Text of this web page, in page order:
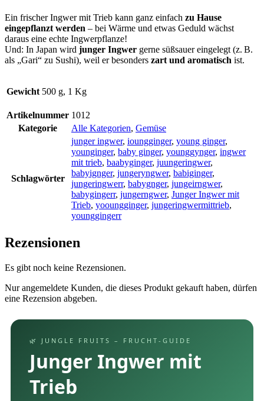
Ein frischer Ingwer mit Trieb kann ganz einfach zu Hause
eingepflanzt werden – bei Wärme und etwas Geduld wächst
daraus eine echte Ingwerpflanze!
Und: In Japan wird junger Ingwer gerne süßsauer eingelegt (z. B.
als „Gari“ zu Sushi), weil er besonders zart und aromatisch ist.
Gewicht 500 g, 1 Kg
Artikelnummer 1012
Kategorie
Alle Kategorien, Gemüse
Schlagwörter
junger ingwer, ioungginger, young ginger,
younginger, baby ginger, younggynger, ingwer
mit trieb, baabyginger, juungeringwer,
babyignger, jungeryngwer, babiginger,
jungeringwerr, babygnger, jungeirngwer,
babygingerr, jungerngwer, Junger Ingwer mit
Trieb, yooungginger, jungeringwermittrieb,
younggingerr
Rezensionen
Es gibt noch keine Rezensionen.
Nur angemeldete Kunden, die dieses Produkt gekauft haben, dürfen
eine Rezension abgeben.
🌿 JUNGLE FRUITS – FRUCHT-GUIDE
Junger Ingwer mit
Trieb